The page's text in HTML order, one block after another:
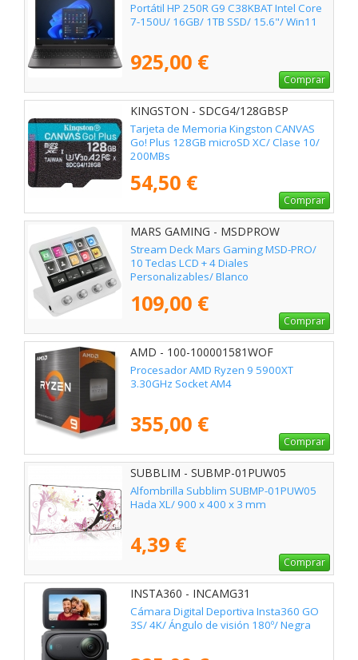
Portátil HP 250R G9 C38KBAT Intel Core
7-150U/ 16GB/ 1TB SSD/ 15.6"/ Win11
925,00 €
Comprar
KINGSTON - SDCG4/128GBSP
Tarjeta de Memoria Kingston CANVAS
Go! Plus 128GB microSD XC/ Clase 10/
200MBs
54,50 €
Comprar
MARS GAMING - MSDPROW
Stream Deck Mars Gaming MSD-PRO/
10 Teclas LCD + 4 Diales
Personalizables/ Blanco
109,00 €
Comprar
AMD - 100-100001581WOF
Procesador AMD Ryzen 9 5900XT
3.30GHz Socket AM4
355,00 €
Comprar
SUBBLIM - SUBMP-01PUW05
Alfombrilla Subblim SUBMP-01PUW05
Hada XL/ 900 x 400 x 3 mm
4,39 €
Comprar
INSTA360 - INCAMG31
Cámara Digital Deportiva Insta360 GO
3S/ 4K/ Ángulo de visión 180º/ Negra